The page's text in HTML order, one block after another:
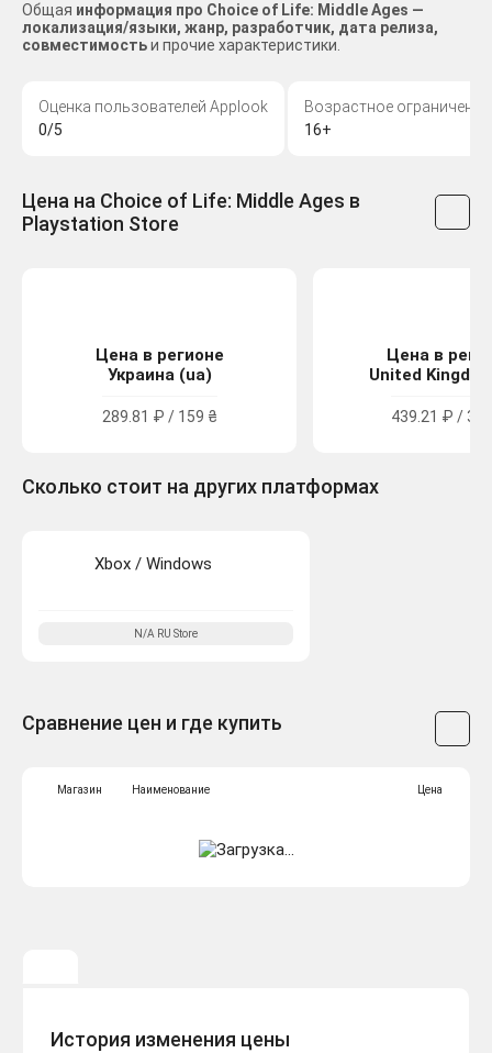
Общая информация про Choice of Life: Middle Ages —
локализация/языки, жанр, разработчик, дата релиза,
совместимостьи прочие характеристики.
Оценка пользователей Applook
0/5
Возрастное ограничение
16+
Цена на Choice of Life: Middle Ages в
Playstation Store
Цена в регионе
Украина (ua)
289.81 ₽ / 159 ₴
Цена в
United
439.21 ₽ /
Сколько стоит на других платформах
Xbox / Windows
N/A RU Store
Сравнение цен и где купить
Магазин Наименование Цена
История изменения цены